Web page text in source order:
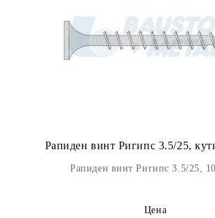
Рапиден винт Ригипс 3.5/25,
Рапиден винт Ригипс 3.5/25,
Цена